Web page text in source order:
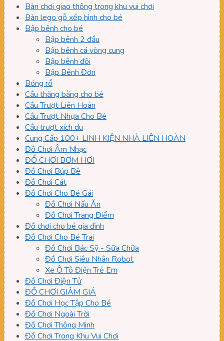
Bàn chơi giao thông trong khu vui chơi
Bàn lego gỗ xếp hình cho bé
Bập bênh cho bé
Bập bênh 2 đầu
Bập bênh cá vòng cung
Bập bênh đôi
Bập Bênh Đơn
Bóng rổ
Cầu thăng bằng cho bé
Cầu Trượt Liên Hoàn
Cầu Trượt Nhựa Cho Bé
Cầu trượt xích đu
Cung Cấp 100+ LINH KIỆN NHÀ LIÊN HOÀN
Đồ Chơi Âm Nhạc
ĐỒ CHƠI BƠM HƠI
Đồ Chơi Búp Bê
Đồ Chơi Cát
Đồ Chơi Cho Bé Gái
Đồ Chơi Nấu Ăn
Đồ Chơi Trang Điểm
Đồ chơi cho bé gia đình
Đồ Chơi Cho Bé Trai
Đồ Chơi Bác Sỹ - Sữa Chữa
Đồ Chơi Siêu Nhân Robot
Xe Ô Tô Điện Trẻ Em
Đồ Chơi Điện Tử
ĐỒ CHƠI GIẢM GIÁ
Đồ Chơi Học Tập Cho Bé
Đồ Chơi Ngoài Trời
Đồ Chơi Thông Minh
Đồ Chơi Trong Khu Vui Chơi